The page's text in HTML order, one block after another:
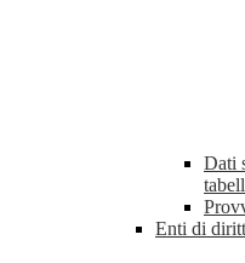
Dati
Enti di